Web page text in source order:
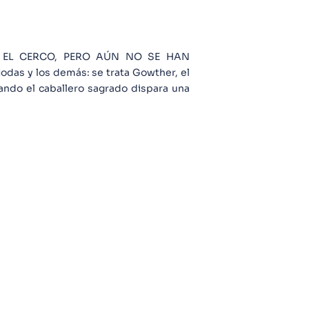
EL CERCO, PERO AÚN NO SE HAN
y los demás: se trata Gowther, el
el caballero sagrado dispara una